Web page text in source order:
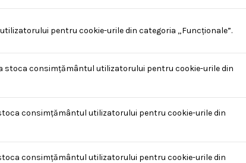
pentru cookie-urile din categoria „Funcționale”.
stoca consimțământul utilizatorului pentru cookie-urile din
consimțământul utilizatorului pentru cookie-urile din
consimțământul utilizatorului pentru cookie-urile din